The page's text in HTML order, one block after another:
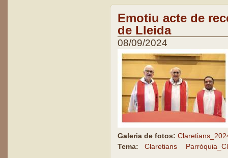
Emotiu acte de
de Lleida
08/09/2024
Galeria de fotos:
Tema:
Claretians